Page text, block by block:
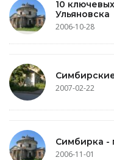
10
Ульяновска
2006-10-28
2007-02-22
Симбирка -
2006-11-01